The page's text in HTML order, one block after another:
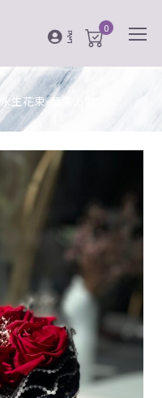
登入 0
永生花束-莓果派對